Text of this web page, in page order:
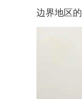
边界地区